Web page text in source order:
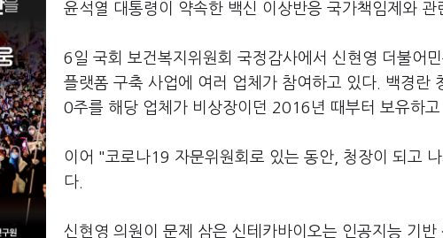
윤석열 대통령이 약속한 백신 이상반응 국가책임제와
6일 국회 보건복지위원회 국정감사에서 신현영 더불어
플랫폼 구축 사업에 여러 업체가 참여하고 있다. 백경
0주를 해당 업체가 비상장이던 2016년 때부터 보유하고
이어 "코로나19 자문위원회로 있는 동안, 청장이 되고
다.
신현영 의원이 문제 삼은 신테카바이오는 인공지능 기